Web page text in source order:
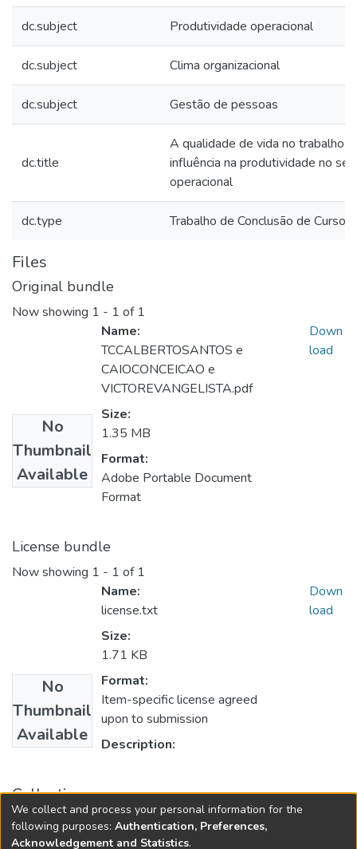
dc.subject Produtividade operacional
dc.subject Clima organizacional
dc.subject Gestão de pessoas
dc.title
A qualidade de vida no trabalho e
influência na produtividade no
operacional
dc.type Trabalho de Conclusão de Curso
Files
Original bundle
Now showing 1 - 1 of 1
No
Thumbnail
Available
Name:
TCCALBERTOSANTOS e
CAIOCONCEICAO e
VICTOREVANGELISTA.pdf
Size:
1.35 MB
Format:
Adobe Portable Document
Format
Down
load
License bundle
Now showing 1 - 1 of 1
No
Thumbnail
Available
Name:
license.txt
Size:
1.71 KB
Format:
Item-specific license agreed
upon to submission
Description:
Down
load
Collections
Administração
We collect and process your personal information for the
following purposes: Authentication, Preferences,
Acknowledgement and Statistics.